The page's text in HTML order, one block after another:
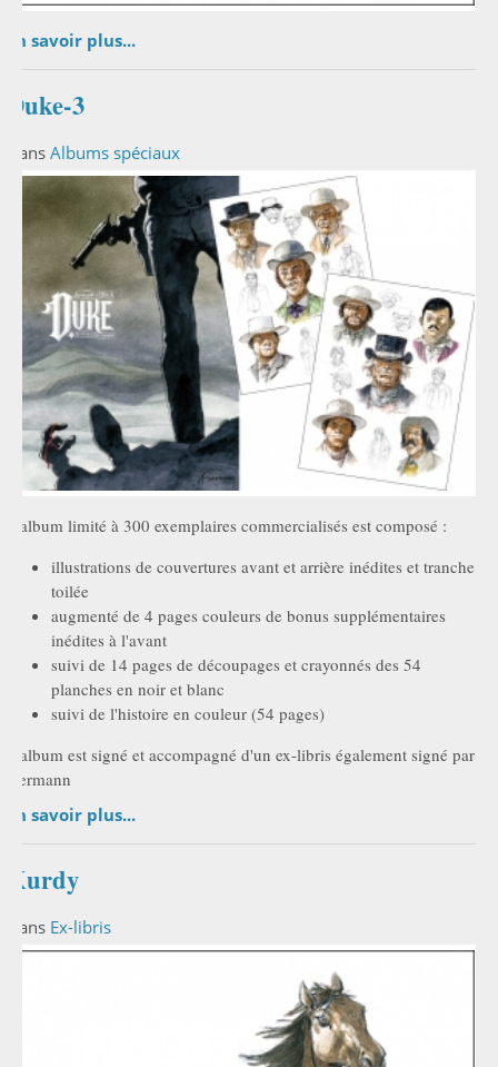
En savoir plus...
Duke-3
Dans Albums spéciaux
L'album limité à 300 exemplaires commercialisés est composé :
illustrations de couvertures avant et arrière inédites et tranche
toilée
augmenté de 4 pages couleurs de bonus supplémentaires
inédites à l'avant
suivi de 14 pages de découpages et crayonnés des 54
planches en noir et blanc
suivi de l'histoire en couleur (54 pages)
L'album est signé et accompagné d'un ex-libris également signé par
Hermann
En savoir plus...
Kurdy
Dans Ex-libris